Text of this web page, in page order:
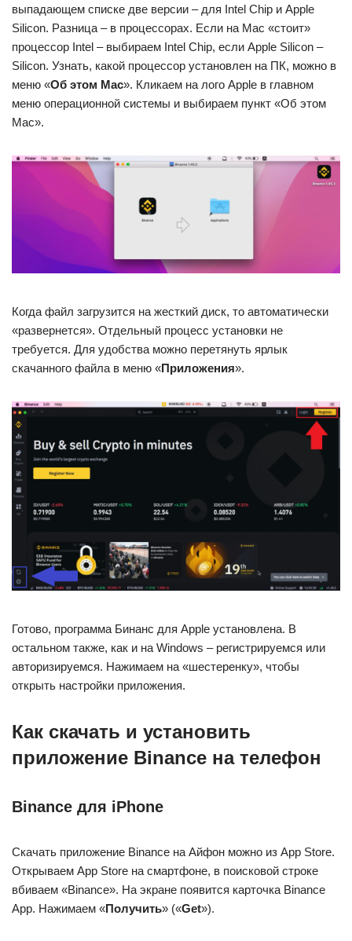
выпадающем списке две версии – для Intel Chip и Apple
Silicon. Разница – в процессорах. Если на Mac «стоит»
процессор Intel – выбираем Intel Chip, если Apple Silicon –
Silicon. Узнать, какой процессор установлен на ПК, можно в
меню «Об этом Mac». Кликаем на лого Apple в главном
меню операционной системы и выбираем пункт «Об этом
Mac».
Когда файл загрузится на жесткий диск, то автоматически
«развернется». Отдельный процесс установки не
требуется. Для удобства можно перетянуть ярлык
скачанного файла в меню «Приложения».
Готово, программа Бинанс для Apple установлена. В
остальном также, как и на Windows – регистрируемся или
авторизируемся. Нажимаем на «шестеренку», чтобы
открыть настройки приложения.
Как скачать и установить
приложение Binance на телефон
Binance для iPhone
Скачать приложение Binance на Айфон можно из App Store.
Открываем App Store на смартфоне, в поисковой строке
вбиваем «Binance». На экране появится карточка Binance
App. Нажимаем «Получить» («Get»).